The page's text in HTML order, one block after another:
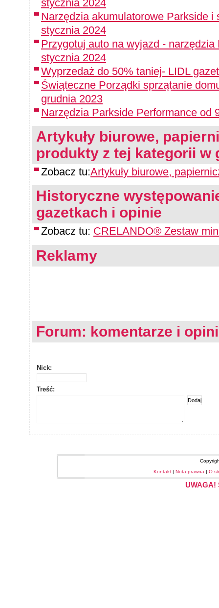
stycznia 2024
Narzędzia akumulatorowe Parkside i
stycznia 2024
Przygotuj auto na wyjazd -
stycznia 2024
Wyprzedaż do 50% taniej- LIDL
Świąteczne Porządki sprzątanie
grudnia 2023
Narzędzia Parkside Performance od
Artykuły biurowe,
produkty z tej kategorii w
Zobacz tu:Artykuły biurowe,
Historyczne
gazetkach i opinie
Zobacz tu: CRELANDO® Zestaw
Reklamy
Forum: komentarze i
Nick:
Treść:
Kontakt
Nota prawna O
UWAGA!